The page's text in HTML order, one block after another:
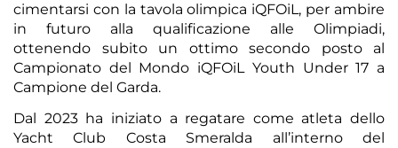
cimentarsi con la tavola olimpica iQFOiL, per ambire
in futuro alla qualificazione alle Olimpiadi,
ottenendo subito un ottimo secondo posto al
Campionato del Mondo iQFOiL Youth Under 17 a
Campione del Garda.
Dal 2023 ha iniziato a regatare come atleta dello
Yacht Club Costa Smeralda all’interno del